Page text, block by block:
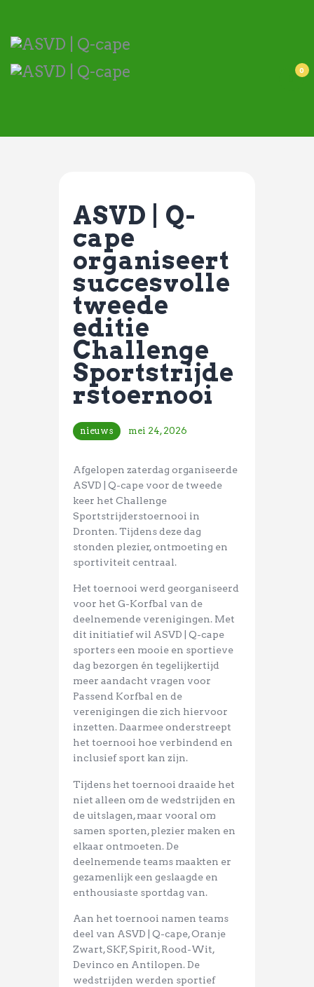
0
Wedstrijdzaken
Belangrijke informatie
Treffer boeken
Webstore
ASVD | Q-
cape
organiseert
succesvolle
tweede
editie
Challenge
Sportstrijde
rstoernooi
nieuws mei 24, 2026
Afgelopen zaterdag organiseerde
ASVD | Q-cape voor de tweede
keer het Challenge
Sportstrijderstoernooi in
Dronten. Tijdens deze dag
stonden plezier, ontmoeting en
sportiviteit centraal.
Het toernooi werd georganiseerd
voor het G-Korfbal van de
deelnemende verenigingen. Met
dit initiatief wil ASVD | Q-cape
sporters een mooie en sportieve
dag bezorgen én tegelijkertijd
meer aandacht vragen voor
Passend Korfbal en de
verenigingen die zich hiervoor
inzetten. Daarmee onderstreept
het toernooi hoe verbindend en
inclusief sport kan zijn.
Tijdens het toernooi draaide het
niet alleen om de wedstrijden en
de uitslagen, maar vooral om
samen sporten, plezier maken en
elkaar ontmoeten. De
deelnemende teams maakten er
gezamenlijk een geslaagde en
enthousiaste sportdag van.
Aan het toernooi namen teams
deel van ASVD | Q-cape, Oranje
Zwart, SKF, Spirit, Rood-Wit,
Devinco en Antilopen. De
wedstrijden werden sportief